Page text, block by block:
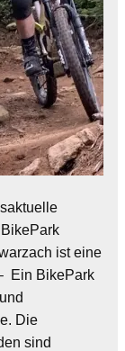
ist eine
Ein BikePark
Die
sind